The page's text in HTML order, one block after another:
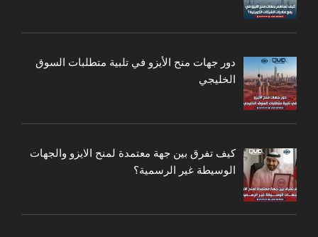
دور جهات منح الأيزو في تلبية متطلبات السوق
الخليجي
كيف تفرق بين جهة معتمدة لمنح الايزو والجهات
الوسيطة غير الرسمية؟